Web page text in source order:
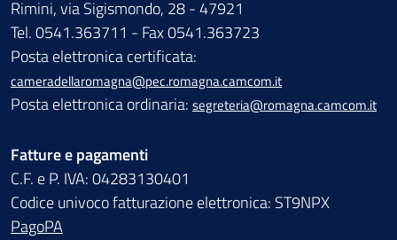
Rimini, via Sigismondo, 28 - 47921
Tel. 0541.363711 - Fax 0541.363723
Posta elettronica certificata:
cameradellaromagna@pec.romagna.camcom.it
Posta elettronica ordinaria: segreteria@romagna.camcom.it
Fatture e pagamenti
C.F. e P. IVA: 04283130401
Codice univoco fatturazione elettronica: ST9NPX
PagoPA